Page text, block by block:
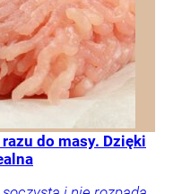
do masy. Dzięki